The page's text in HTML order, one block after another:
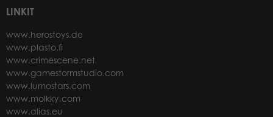
LINKIT
www.herostoys.de
www.plasto.fi
www.crimescene.net
www.gamestormstudio.com
www.lumostars.com
www.molkky.com
www.alias.eu